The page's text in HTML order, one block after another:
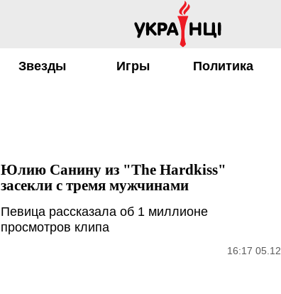
Звезды Игры Политика
Юлию Санину из "The Hardkiss"
засекли с тремя мужчинами
Певица рассказала об 1 миллионе
просмотров клипа
16:17 05.12